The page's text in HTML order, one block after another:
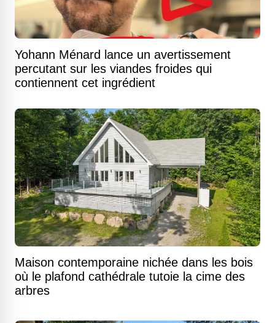
Yohann Ménard lance un avertissement
percutant sur les viandes froides qui
contiennent cet ingrédient
Maison contemporaine nichée dans les bois
où le plafond cathédrale tutoie la cime des
arbres